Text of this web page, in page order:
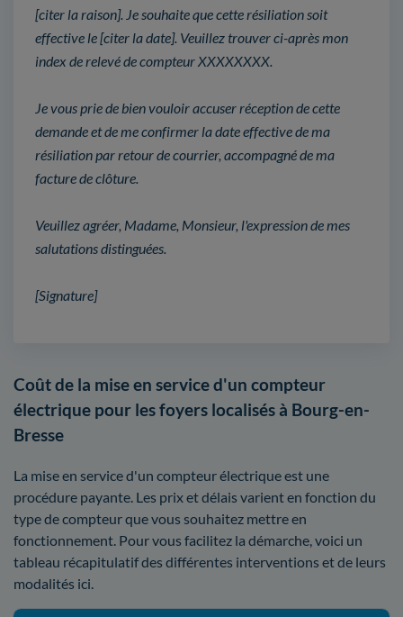
[citer la raison]. Je souhaite que cette résiliation soit
effective le [citer la date]. Veuillez trouver ci-après mon
index de relevé de compteur XXXXXXXX.
Je vous prie de bien vouloir accuser réception de cette
demande et de me confirmer la date effective de ma
résiliation par retour de courrier, accompagné de ma
facture de clôture.
Veuillez agréer, Madame, Monsieur, l'expression de mes
salutations distinguées.
[Signature]
Coût de la mise en service d'un compteur
électrique pour les foyers localisés à Bourg-en-
Bresse
La mise en service d'un compteur électrique est une
procédure payante. Les prix et délais varient en fonction du
type de compteur que vous souhaitez mettre en
fonctionnement. Pour vous facilitez la démarche, voici un
tableau récapitulatif des différentes interventions et de leurs
modalités ici.